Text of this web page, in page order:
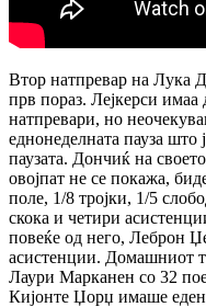
Втор натпревар на Лука
прв пораз. Лејкерси имаа
натпревари, но
еднонеделната пауза
паузата. Дончиќ на
овојпат не се покажа,
поле, 1/8 тројки, 1/5
скока и четири
повеќе од него, Леброн
асистенции. Домашниот
Лаури Марканен со 32
Кијонте Џорџ имаше